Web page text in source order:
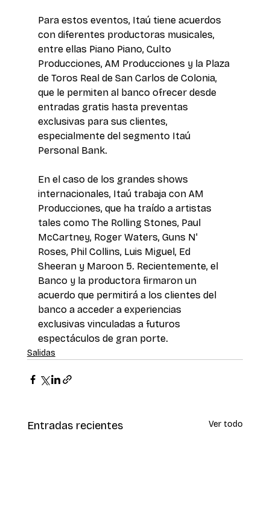
Para estos eventos, Itaú tiene acuerdos
con diferentes productoras musicales,
entre ellas Piano Piano, Culto
Producciones, AM Producciones y la Plaza
de Toros Real de San Carlos de Colonia,
que le permiten al banco ofrecer desde
entradas gratis hasta preventas
exclusivas para sus clientes,
especialmente del segmento Itaú
Personal Bank.
En el caso de los grandes shows
internacionales, Itaú trabaja con AM
Producciones, que ha traído a artistas
tales como The Rolling Stones, Paul
McCartney, Roger Waters, Guns N'
Roses, Phil Collins, Luis Miguel, Ed
Sheeran y Maroon 5. Recientemente, el
Banco y la productora firmaron un
acuerdo que permitirá a los clientes del
banco a acceder a experiencias
exclusivas vinculadas a futuros
espectáculos de gran porte.
Salidas
Entradas recientes Ver todo